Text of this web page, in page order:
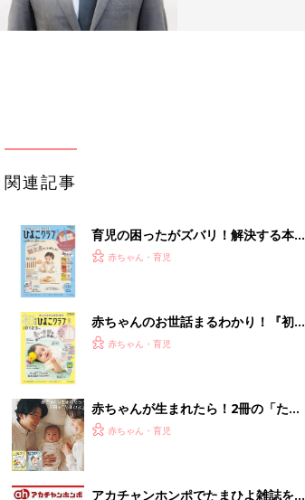
関連記事
育児の困ったがズバリ！解決する本
『ひよこクラブ 秋号』 4カ月～2才
赤ちゃん・育児
赤ちゃんのお世話まるわかり！『初め
てのひよこクラブ 夏号』〈巻頭大特
赤ちゃん・育児
赤ちゃんが生まれたら！2冊の「たま
ひよ」
赤ちゃん・育児
アカチャンホンポでたまひよ雑誌を買